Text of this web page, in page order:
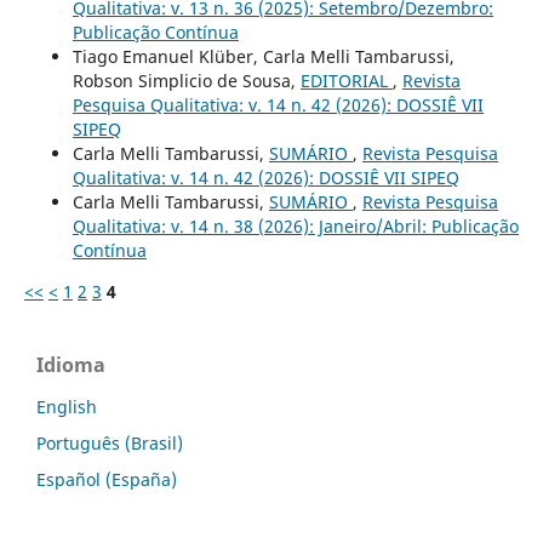
Qualitativa: v. 13 n. 36 (2025): Setembro/Dezembro:
Publicação Contínua
Tiago Emanuel Klüber, Carla Melli Tambarussi,
Robson Simplicio de Sousa, EDITORIAL , Revista
Pesquisa Qualitativa: v. 14 n. 42 (2026): DOSSIÊ VII
SIPEQ
Carla Melli Tambarussi, SUMÁRIO , Revista Pesquisa
Qualitativa: v. 14 n. 42 (2026): DOSSIÊ VII SIPEQ
Carla Melli Tambarussi, SUMÁRIO , Revista Pesquisa
Qualitativa: v. 14 n. 38 (2026): Janeiro/Abril: Publicação
Contínua
<< < 1 2 3 4
Idioma
English
Português (Brasil)
Español (España)